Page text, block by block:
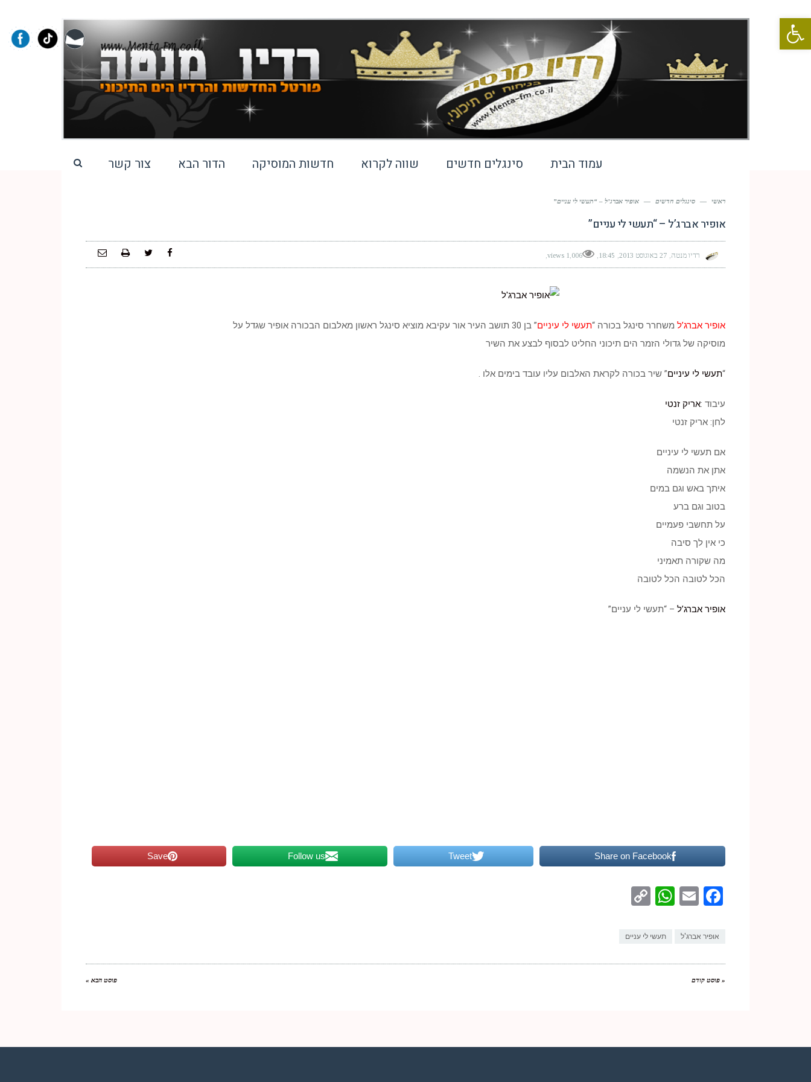
פתח סרגל נגישות
עמוד הבית סינגלים חדשים שווה לקרוא חדשות המוסיקה הדור הבא צור קשר
ראשי — סינגלים חדשים — אופיר אברג’ל – “תעשי לי עניים”
אופיר אברג’ל – “תעשי לי עניים”
רדיו מנטה 27 באוגוסט 2013 18:45
1,006 views
אופיר אברג’ל משחרר סינגל בכורה “תעשי לי עיניים
” בן 30 תושב העיר אור עקיבא מוציא סינגל ראשון מאלבום הבכורה אופיר שגדל על
מוסיקה של גדולי הזמר הים תיכוני החליט לבסוף לבצע את השיר
“תעשי לי עיניים” שיר בכורה לקראת האלבום עליו עובד בימים אלו .
עיבוד :אריק זנטי
לחן: אריק זנטי
אם תעשי לי עיניים
אתן את הנשמה
איתך באש וגם במים
בטוב וגם ברע
על תחשבי פעמיים
כי אין לך סיבה
מה שקורה תאמיני
הכל לטובה הכל לטובה
אופיר אברג’ל – “תעשי לי עניים”
Share on Facebook
Tweet
Follow us
Save
Facebook
Email
WhatsApp
אופיר אברג'ל תעשי לי עניים
« פוסט קודם פוסט הבא »